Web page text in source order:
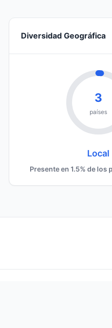
Diversidad Geográfica
3
países
Local
Presente en 1.5% de los